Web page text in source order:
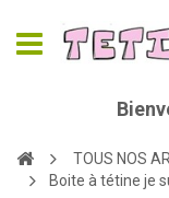
TOUS NOS
Boite à tétine je